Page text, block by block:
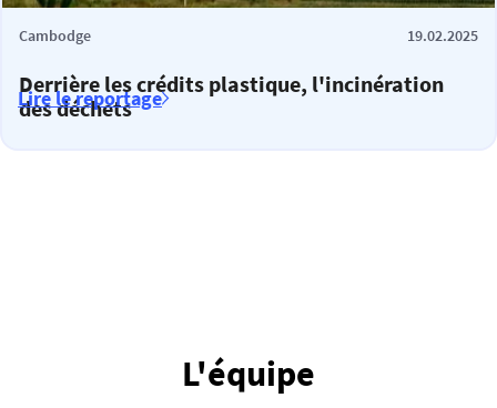
Cambodge 19.02.2025
Derrière les crédits plastique, l'incinération
des déchets
Lire le reportage
L'équipe